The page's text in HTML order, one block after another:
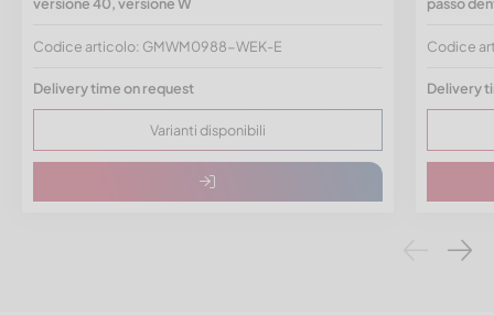
versione 40, versione W
Codice articolo: GMWM0988-WEK-E
Delivery time on request
Varianti disponibili
passo
Codice
Delivery